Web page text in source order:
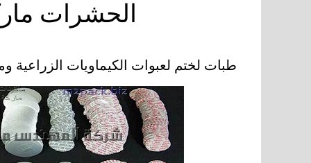
الحشرات
طبات لختم لعبوات الكيماويات